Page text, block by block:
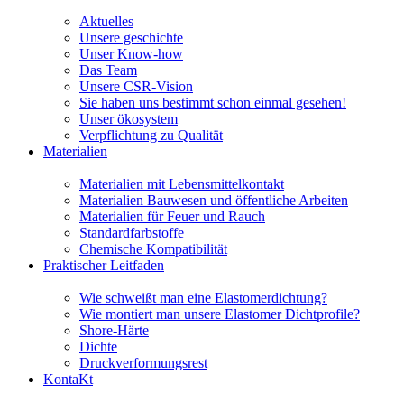
Aktuelles
Unsere geschichte
Unser Know-how
Das Team
Unsere CSR-Vision
Sie haben uns bestimmt schon einmal gesehen!
Unser ökosystem
Verpflichtung zu Qualität
Materialien
Materialien mit Lebensmittelkontakt
Materialien Bauwesen und öffentliche Arbeiten
Materialien für Feuer und Rauch
Standardfarbstoffe
Chemische Kompatibilität
Praktischer Leitfaden
Wie schweißt man eine Elastomerdichtung?
Wie montiert man unsere Elastomer Dichtprofile?
Shore-Härte
Dichte
Druckverformungsrest
KontaKt